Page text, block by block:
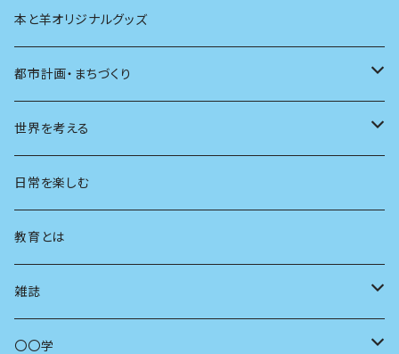
本と羊オリジナルグッズ
都市計画・まちづくり
都市
地方
まちづくり
コミュニティ
商いとは
世界を考える
思想
日常を楽しむ
教育とは
雑誌
母の友
〇〇学